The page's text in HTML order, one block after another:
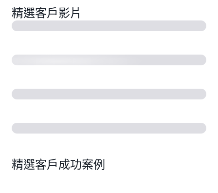
精選客戶影片
精選客戶成功案例